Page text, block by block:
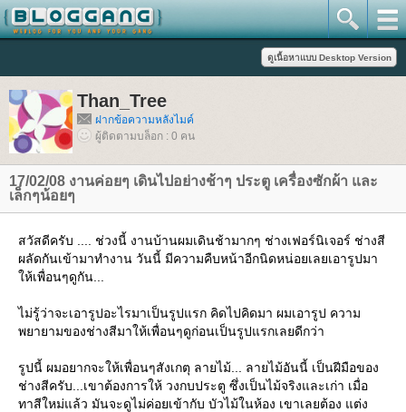
Than_Tree
ฝากข้อความหลังไมค์
ผู้ติดตามบล็อก : 0 คน
17/02/08 งานค่อยๆ เดินไปอย่างช้าๆ ประตู เครื่องซักผ้า และ
เล็กๆน้อยๆ
สวัสดีครับ .... ช่วงนี้ งานบ้านผมเดินช้ามากๆ ช่างเฟอร์นิเจอร์ ช่างสี
ผลัดกันเข้ามาทำงาน วันนี้ มีความคืบหน้าอีกนิดหน่อยเลยเอารูปมา
ห้เพื่อนๆดูกัน...
ไม่รู้ว่าจะเอารูปอะไรมาเป็นรูปแรก คิดไปคิดมา ผมเอารูป ความ
พยายามของช่างสีมาให้เพื่อนๆดูก่อนเป็นรูปแรกเลยดีกว่า
รูปนี้ ผมอยากจะให้เพื่อนๆสังเกตุ ลายไม้... ลายไม้อันนี้ เป็นฝีมือของ
ช่างสีครับ...เขาต้องการให้ วงกบประตู ซึ่งเป็นไม้จริงและเก่า เมื่อ
ทาสีใหม่แล้ว มันจะดูไม่ค่อยเข้ากับ บัวไม้ในห้อง เขาเลยต้อง แต่ง